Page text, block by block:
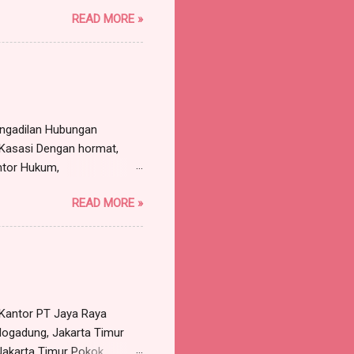
Sekretaris Serikat
Bersama, beralamat
sama maupun sendiri-
nama serta
READ MORE »
Hubungan
Dengan hormat,
Hukum,
dan atas nama PT
Bogor, dengan ini
Liana Sari, Dkk (3
Negeri Bandung
READ MORE »
Kantor PT Jaya Raya
Jakarta Timur